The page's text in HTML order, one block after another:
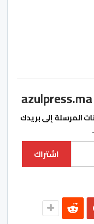
المرسلة إلى بريدك
اشتراك